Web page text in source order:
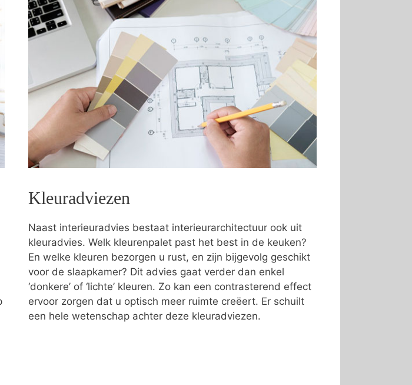
Kleuradviezen
Naast interieuradvies bestaat interieurarchitectuur ook uit
kleuradvies. Welk kleurenpalet past het best in de keuken?
En welke kleuren bezorgen u rust, en zijn bijgevolg geschikt
voor de slaapkamer? Dit advies gaat verder dan enkel
‘donkere’ of ‘lichte’ kleuren. Zo kan een contrasterend effect
ervoor zorgen dat u optisch meer ruimte creëert. Er schuilt
een hele wetenschap achter deze kleuradviezen.